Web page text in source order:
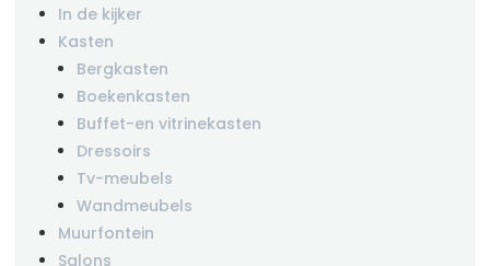
In de kijker
Kasten
Bergkasten
Boekenkasten
Buffet-en vitrinekasten
Dressoirs
Tv-meubels
Wandmeubels
Muurfontein
Salons